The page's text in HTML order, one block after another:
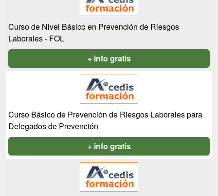
Curso de Nivel Básico en Prevención de Riesgos
Laborales - FOL
+ info gratis
Curso Básico de Prevención de Riesgos Laborales para
Delegados de Prevención
+ info gratis